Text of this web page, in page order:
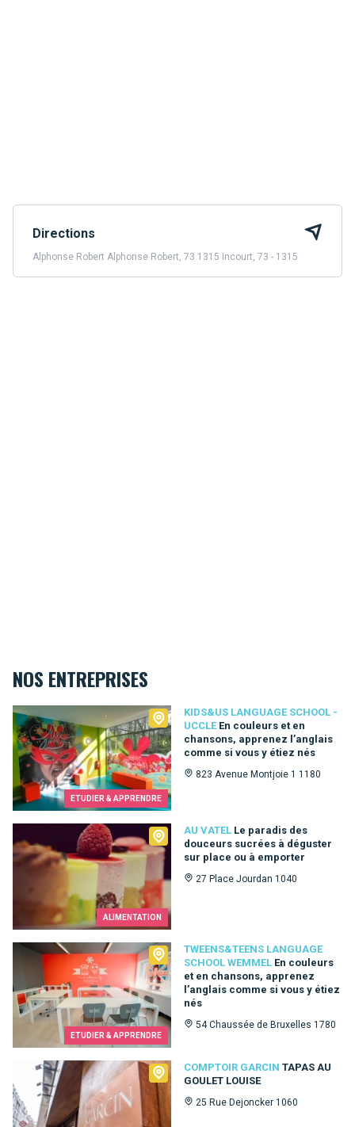
Directions
Alphonse Robert Alphonse Robert, 73 1315 Incourt, 73 - 1315
NOS ENTREPRISES
ETUDIER & APPRENDRE
KIDS&US LANGUAGE SCHOOL -
UCCLE En couleurs et en
chansons, apprenez l’anglais
comme si vous y étiez nés
823 Avenue Montjoie 1 1180
Kids&Us language school - Uccle
ALIMENTATION
AU VATEL Le paradis des
douceurs sucrées à déguster
sur place ou à emporter
27 Place Jourdan 1040
ETUDIER & APPRENDRE
TWEENS&TEENS LANGUAGE
SCHOOL WEMMEL En couleurs
et en chansons, apprenez
l’anglais comme si vous y étiez
nés
54 Chaussée de Bruxelles 1780
Tweens&Teens language school Wemmel
COMPTOIR GARCIN TAPAS AU
GOULET LOUISE
25 Rue Dejoncker 1060
Comptoir Garcin